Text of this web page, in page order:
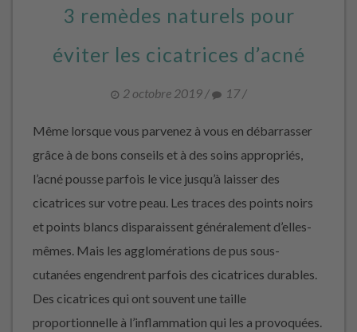
3 remèdes naturels pour
éviter les cicatrices d’acné
2 octobre 2019/ 17/
Même lorsque vous parvenez à vous en débarrasser
grâce à de bons conseils et à des soins appropriés,
l’acné pousse parfois le vice jusqu’à laisser des
cicatrices sur votre peau. Les traces des points noirs
et points blancs disparaissent généralement d’elles-
mêmes. Mais les agglomérations de pus sous-
cutanées engendrent parfois des cicatrices durables.
Des cicatrices qui ont souvent une taille
proportionnelle à l’inflammation qui les a provoquées.